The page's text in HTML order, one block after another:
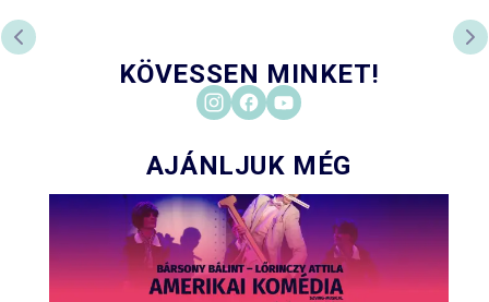
ELŐZŐ DIA
KÖVESSEN MINKET!
AJÁNLJUK MÉG